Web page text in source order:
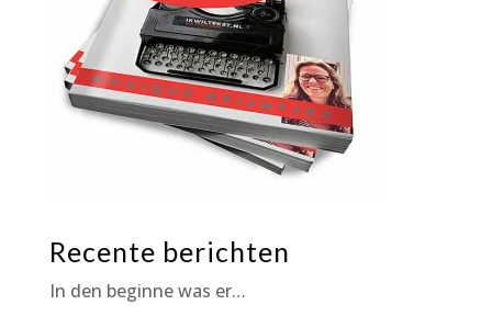
Recente berichten
In den beginne was er…